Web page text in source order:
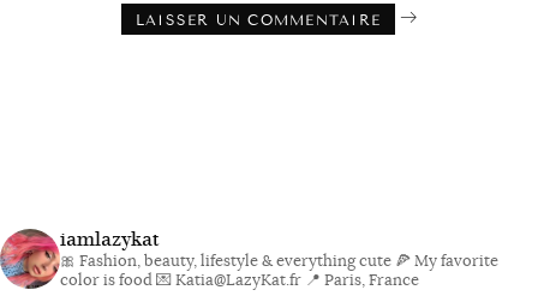
iamlazykat
🎀 Fashion, beauty, lifestyle & everything cute 🍕 My favorite
color is food💌 Katia@LazyKat.fr 📍 Paris, France